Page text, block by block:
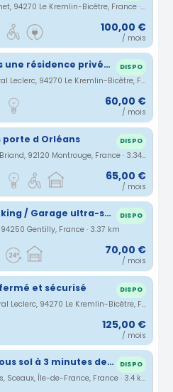
8 Rue Jean Monnet, 94270 Le Kremlin-Bicêtre, France · 3.18 km
100,00 €
/ mois
Parking dans une résidence privée Kremlin Bicêtre pour voiture et 2 roues DISPO
75 Rue Du Général Leclerc, 94270 Le Kremlin-Bicêtre, France · 3.27 km
60,00 €
/ mois
porte d Orléans DISPO
Avenue Aristide Briand, 92120 Montrouge, France · 3.34 km
65,00 €
/ mois
Location Parking / Garage ultra-sécurisé - Gentilly (Proche M14 / RER B) DISPO
Gentilly, France · 3.37 km
70,00 €
/ mois
et sécurisé DISPO
55 Rue du Général Leclerc, 94270 Le Kremlin-Bicêtre, France · 3.4 km
125,00 €
/ mois
Parking en sous sol à 3 minutes de la Gare de Sceaux (RER B) DISPO
3 Rue des Aulnes, Sceaux, Île-de-France, France · 3.4 km